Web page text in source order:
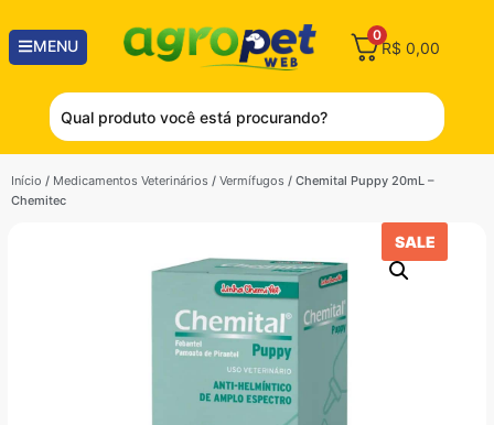
MENU
0
R$ 0,00
Início / Medicamentos Veterinários / Vermífugos / Chemital Puppy 20mL –
Chemitec
SALE